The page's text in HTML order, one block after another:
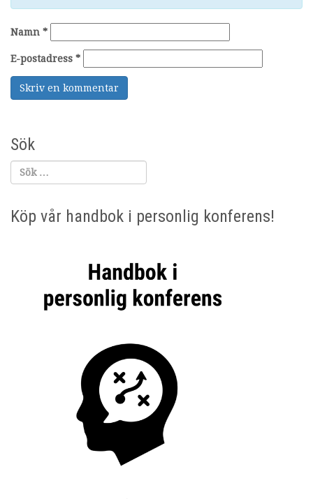
Namn *
E-postadress *
Sök
Köp vår handbok i personlig konferens!